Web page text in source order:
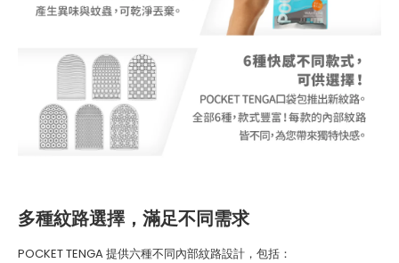
多種紋路選擇，滿足不同需求
POCKET TENGA 提供六種不同內部紋路設計，包括：